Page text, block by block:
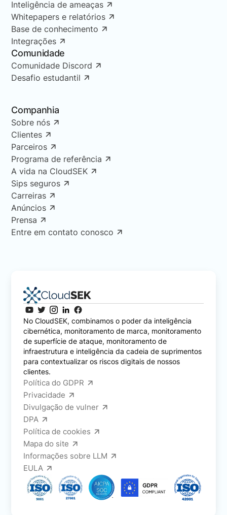
Inteligência de ameaças
Whitepapers e relatórios
Base de conhecimento
Integrações
Comunidade
Comunidade Discord
Desafio estudantil
Companhia
Sobre nós
Clientes
Parceiros
Programa de referência
A vida na CloudSEK
Sips seguros
Carreiras
Anúncios
Prensa
Entre em contato conosco
No CloudSEK, combinamos o poder da inteligência
cibernética, monitoramento de marca, monitoramento
de superfície de ataque, monitoramento de
infraestrutura e inteligência da cadeia de suprimentos
para contextualizar os riscos digitais de nossos
clientes.
Política do GDPR
Privacidade
Divulgação de vulner
DPA
Política de cookies
Mapa do site
Informações sobre LLM
EULA